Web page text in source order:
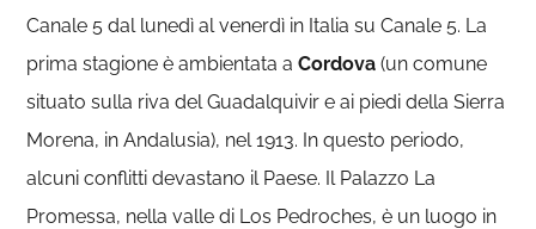
Canale 5 dal lunedì al venerdì in Italia su Canale 5. La
prima stagione è ambientata aCordova (un comune
situato sulla riva del Guadalquivir e ai piedi della Sierra
Morena, in Andalusia), nel 1913. In questo periodo,
alcuni conflitti devastano il Paese. Il Palazzo La
Promessa, nella valle di Los Pedroches, è un luogo in